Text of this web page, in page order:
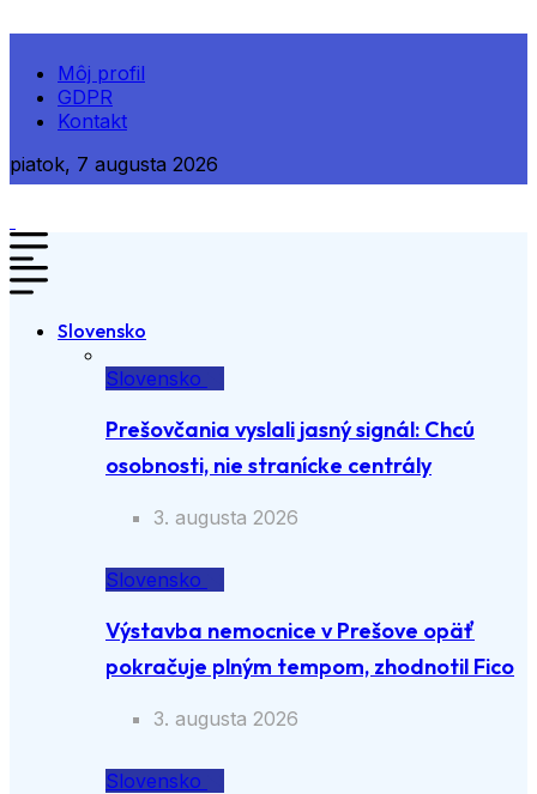
Môj profil
GDPR
Kontakt
piatok, 7 augusta 2026
Slovensko
Slovensko
Prešovčania vyslali jasný signál: Chcú
osobnosti, nie stranícke centrály
3. augusta 2026
Slovensko
Výstavba nemocnice v Prešove opäť
pokračuje plným tempom, zhodnotil Fico
3. augusta 2026
Slovensko